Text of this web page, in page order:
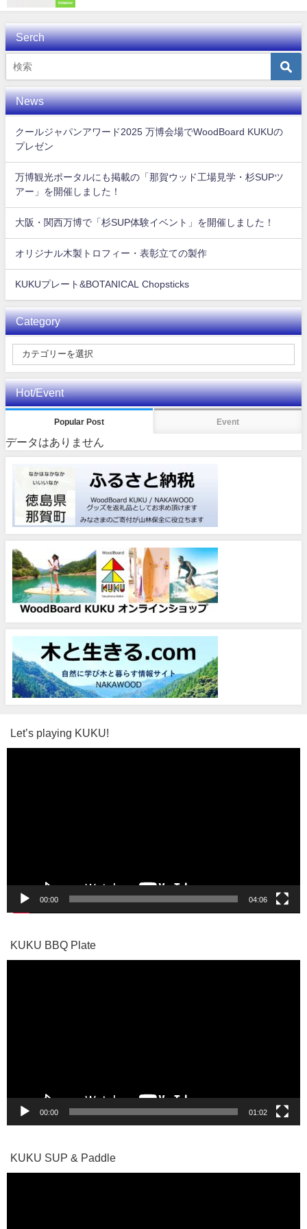
Interior
Serch
News
クールジャパンアワード2025 万博会場でWoodBoard KUKUの
プレゼン
万博観光ポータルにも掲載の「那賀ウッド工場見学・杉SUPツ
アー」を開催しました！
大阪・関西万博で「杉SUP体験イベント」を開催しました！
オリジナル木製トロフィー・表彰立ての製作
KUKUプレート&BOTANICAL Chopsticks
Category
Hot/Event
Popular Post Event
データはありません
Let’s playing KUKU!
00:00 04:06
KUKU BBQ Plate
00:00 01:02
KUKU SUP & Paddle